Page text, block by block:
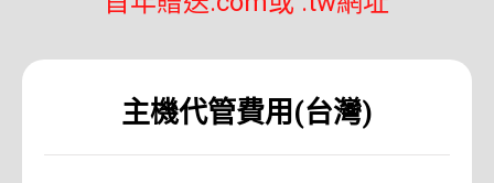
主機代管費用(台灣)